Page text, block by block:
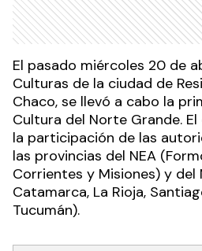
El pasado miércoles 20 de
Culturas de la ciudad de
Chaco, se llevó a cabo la
Cultura del Norte Grande.
la participación de las
las provincias del NEA
Corrientes y Misiones) y del
Catamarca, La Rioja,
Tucumán).